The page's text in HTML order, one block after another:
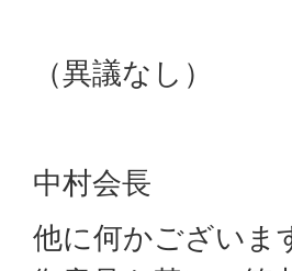
（異議なし）
中村会長
他に何かございま